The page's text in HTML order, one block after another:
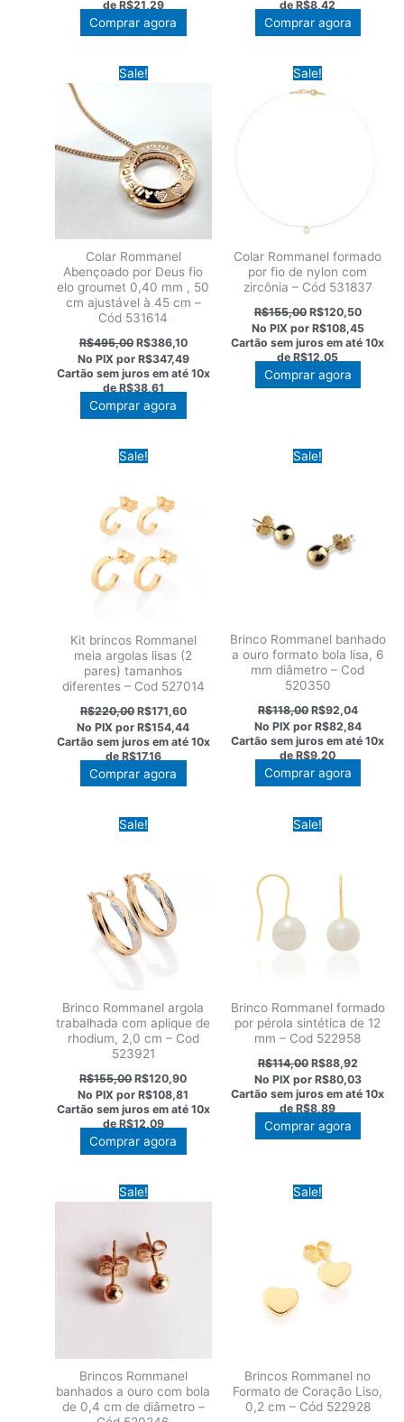
R$273,00.R$212,94.
deR$21,29
Comprar agora
R$108,00.
de R$8,42
Comprar agora
Sale!
Colar Rommanel
Abençoado por Deus fio
elo groumet 0,40 mm , 50
cm ajustável à 45 cm –
Cód 531614
R$495,00 O
preço
original
era:
R$495,00.
R$386,10O
preço
atual
é:
R$386,10.
No PIX por R$347,49
Cartão sem juros em até 10x
deR$38,61
Comprar agora
Sale!
Colar Rommanel formado
por fio de nylon com
zircônia – Cód 531837
R$155,00 O
preço
original
era:
R$155,00.
R$120,50O
preço
atual
é:
No PIX por R$108,45
Cartão sem juros em até10x
de R$12,05
Comprar agora
Sale!
Kit brincos Rommanel
meia argolas lisas (2
pares) tamanhos
diferentes – Cod 527014
R$220,00 O
preço
original
era:
R$220,00.
R$171,60O
preço
atual
é:
R$171,60.
No PIX porR$154,44
Cartão sem juros em até 10x
deR$17,16
Comprar agora
Sale!
Brinco Rommanel banhado
a ouro formato bola lisa, 6
mm diâmetro – Cod
520350
R$118,00 O
preço
original
era:
R$118,00.
R$92,04O
preço
atual
é:
No PIX por R$82,84
Cartão sem juros em até10x
de R$9,20
Comprar agora
Sale!
Brinco Rommanel argola
trabalhada com aplique de
rhodium, 2,0 cm – Cod
523921
R$155,00O
preço
original
era:
R$155,00.
R$120,90O
preço
atual
é:
R$120,90.
No PIX porR$108,81
Cartão sem juros em até 10x
deR$12,09
Comprar agora
Sale!
Brinco Rommanel formado
por pérola sintética de 12
mm – Cod 522958
R$114,00 O
preço
original
era:
R$114,00.
R$88,92O
preço
atual
é:
No PIX por R$80,03
Cartão sem juros em até10x
de R$8,89
Comprar agora
Sale!
Brincos Rommanel
banhados a ouro com bola
de 0,4 cm de diâmetro –
Sale!
Brincos Rommanel no
Formato de Coração Liso,
0,2 cm – Cód 522928